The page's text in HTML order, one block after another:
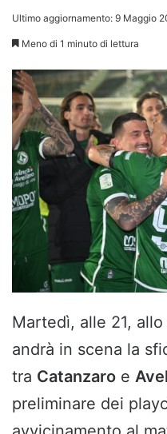
Ultimo aggiornamento: 9 Maggio
Meno di 1 minuto di lettura
Martedì, alle 21, allo
andrà in scena la
tra Catanzaro e
preliminare dei